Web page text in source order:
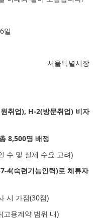
일
서울특별시장
취업), H-2(방문취업) 비자
8,500명 배정
수 및 실제 수요 고려)
4(숙련기능인력)로 체류자
시 가점(30점)
고용계약 범위 내)